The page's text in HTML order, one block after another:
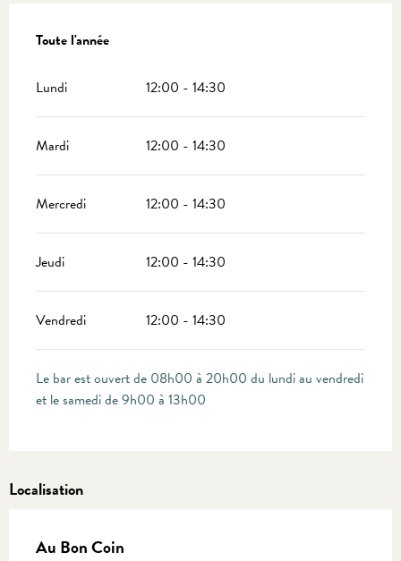
Toute l'année
Toute l'année
Lundi 12:00 - 14:30
Mardi 12:00 - 14:30
Mercredi 12:00 - 14:30
Jeudi 12:00 - 14:30
Vendredi 12:00 - 14:30
Le bar est ouvert de 08h00 à 20h00 du lundi au vendredi
et le samedi de 9h00 à 13h00
Localisation
Au Bon Coin